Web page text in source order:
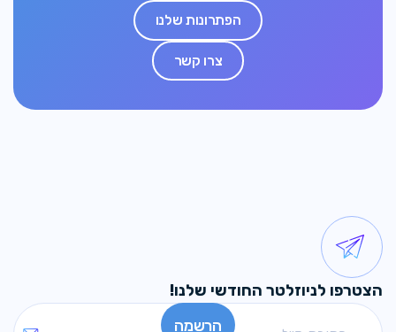
הפתרונות שלנו
צרו קשר
הצטרפו לניוזלטר החודשי שלנו!